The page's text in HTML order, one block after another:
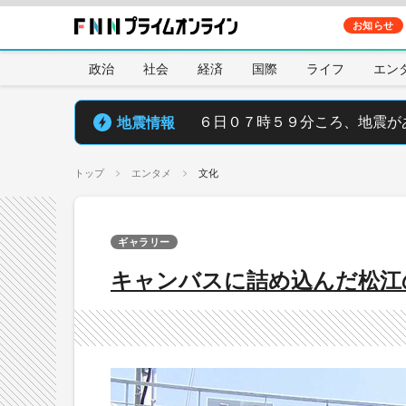
お知らせ
政治 社会 経済 国際 ライフ エン
地震情報 ６日０７時５９分ころ、地震が
トップ エンタメ 文化
キャンバスに詰め込んだ松
ギャラリー